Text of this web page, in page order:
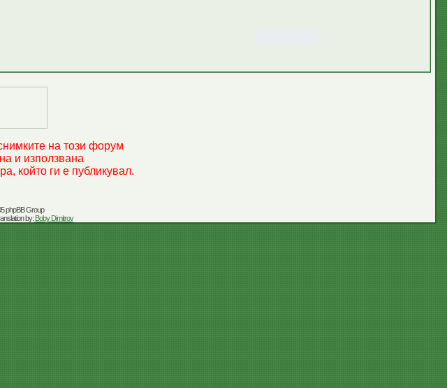
на този форум
и използвана
който ги е публикувал.
phpBB Group
by: Boby Dimitrov